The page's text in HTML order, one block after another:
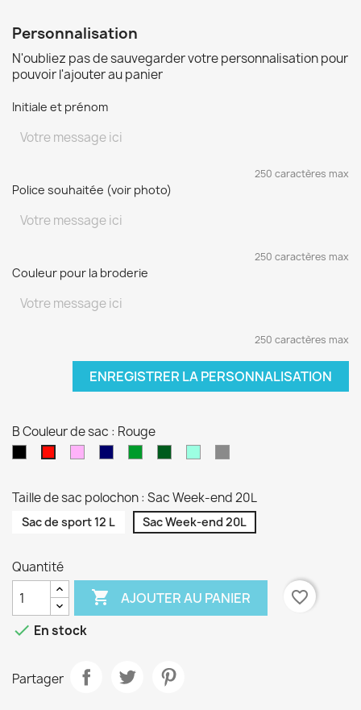
Personnalisation
N'oubliez pas de sauvegarder votre personnalisation pour
pouvoir l'ajouter au panier
Initiale et prénom
250 caractères max
Police souhaitée (voir photo)
250 caractères max
Couleur pour la broderie
250 caractères max
ENREGISTRER LA PERSONNALISATION
B Couleur de sac : Rouge
Taille de sac polochon : Sac Week-end 20L
Sac de sport 12 L Sac Week-end 20L
Quantité
 AJOUTER AU PANIER
favorite_border
 En stock
Partager